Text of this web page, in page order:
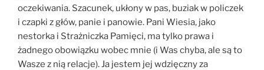
oczekiwania. Szacunek, ukłony w pas, buziak w policzek
i czapki z głów, panie i panowie. Pani Wiesia, jako
nestorka i Strażniczka Pamięci, ma tylko prawa i
żadnego obowiązku wobec mnie (i Was chyba, ale są to
Wasze z nią relacje). Ja jestem jej wdzięczny za